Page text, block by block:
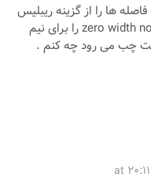
ها را از گزینه ریبلیس
تبدیل به نیم فاصله کنم . گزینهzero width non joiners را برای نیم
چب می رود چه کنم .